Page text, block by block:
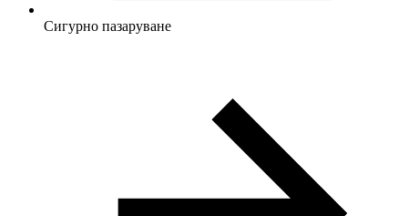
Сигурно пазаруване